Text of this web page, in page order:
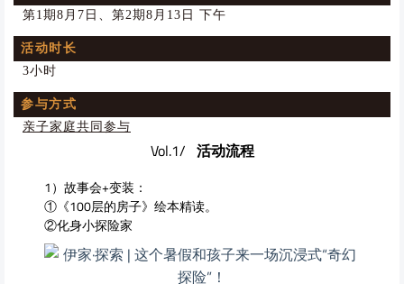
第1期8月7日、第2期8月13日 下午
活动时长
3小时
参与方式
亲子家庭共同参与
Vol.1/ 活动流程
1）故事会+变装：
①《100层的房子》绘本精读。
②化身小探险家